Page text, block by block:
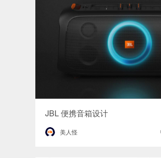
JBL 便携音箱设计
美人怪